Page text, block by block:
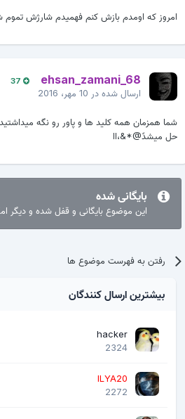
امروز که اومدم بازش کنم فهمیدم شارژش تموم
ehsan_zamani_68
37
ارسال شده در10 مهر، 2016
شما همزمان همه کلید ها و پاور رو نگه
حل میشدً@*&،اا
بایگانی شده
این موضوع بایگانی و قفل شده و دیگر
رفتن به فهرست موضوع ها
بیشترین ارسال کنندگان
hacker
2324
ILYA20
2272